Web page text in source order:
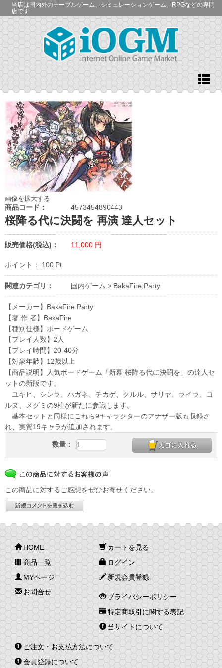
当店は国内外のテーブルゲーム、シミュレーションゲーム、RPGなどの専門
店です
画像を拡大する
商品コード： 4573454890443
桜降る代に決闘を 再演 達人セット
販売価格(税込)： 11,000 円
ポイント： 100 Pt
関連カテゴリ： 国内ゲーム > BakaFire Party
【メーカー】BakaFire Party
【著 作 者】BakaFire
【種別仕様】ボードゲーム
【プレイ人数】2人
【プレイ時間】20-40分
【対象年齢】12歳以上
【商品説明】人気ボードゲーム「新幕 桜降る代に決闘を」の達人セ
ットの新版です。
ユキヒ、シンラ、ハガネ、チカゲ、クルル、サリヤ、ライラ、コ
ルヌ、メグミの9柱が新たに参戦します。
基本セットと同様にこれら9キャラクターのアナザー版も収録さ
れ、実質19キャラが追加されます。
数量：
この商品に対するご感想をぜひお寄せください。
HOME
商品一覧
MYページ
お問合せ
カートを見る
ログイン
新規会員登録
プライバシーポリシー
特定商取引に関する表記
当サイトについて
ご注文・お支払方法について
会員登録について